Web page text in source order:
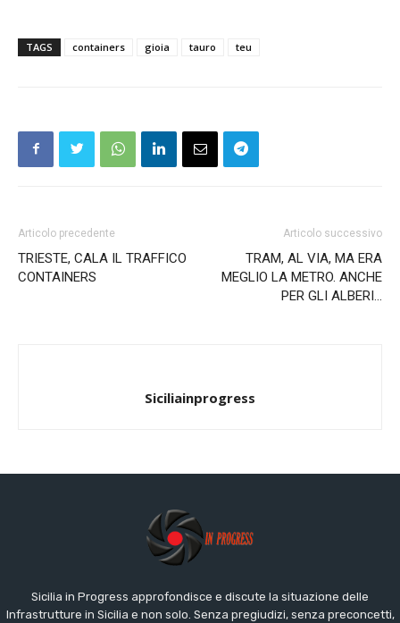
TAGS containers gioia tauro teu
Articolo precedente
TRIESTE, CALA IL TRAFFICO
CONTAINERS
Articolo successivo
TRAM, AL VIA, MA ERA
MEGLIO LA METRO. ANCHE
PER GLI ALBERI…
Siciliainprogress
Sicilia in Progress approfondisce e discute la situazione delle
Infrastrutture in Sicilia e non solo. Senza pregiudizi, senza preconcetti,